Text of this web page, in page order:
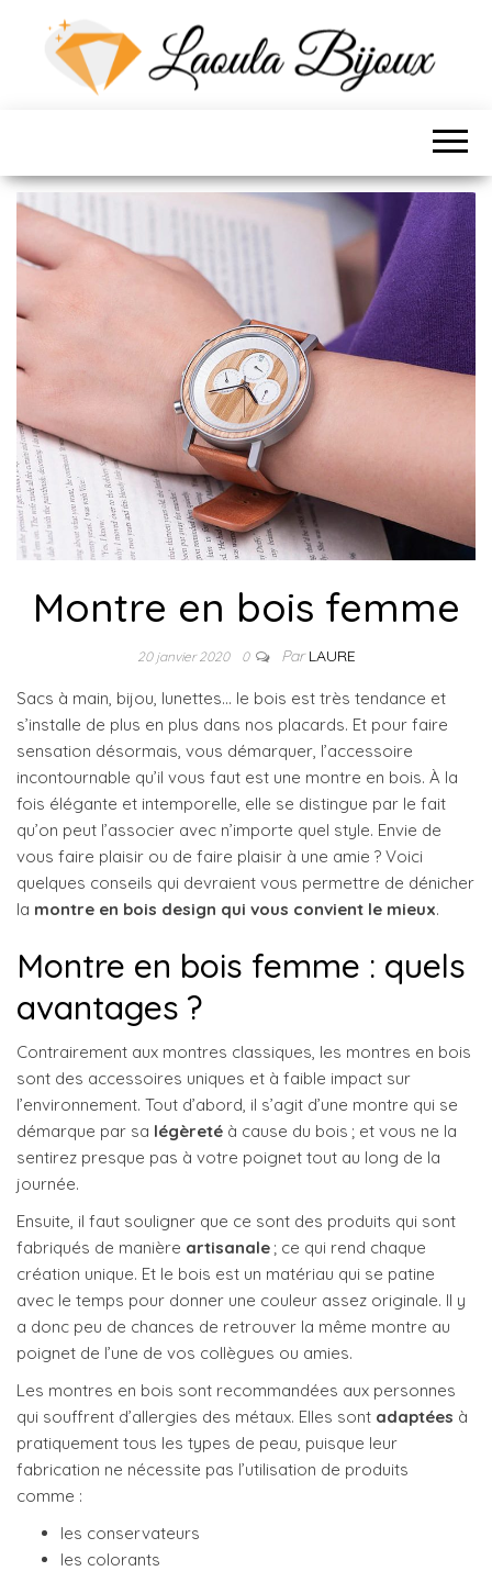
LES BIJOUX DE
LOLA
Montre en bois femme
20 janvier 2020 0 ParLAURE
Sacs à main, bijou, lunettes… le bois est très tendance et
s’installe de plus en plus dans nos placards. Et pour faire
sensation désormais, vous démarquer, l’accessoire
incontournable qu’il vous faut est une montre en bois. À la
fois élégante et intemporelle, elle se distingue par le fait
qu’on peut l’associer avec n’importe quel style. Envie de
vous faire plaisir ou de faire plaisir à une amie ? Voici
quelques conseils qui devraient vous permettre de dénicher
la montre en bois design qui vous convient le mieux.
Montre en bois femme : quels
avantages ?
Contrairement aux montres classiques, les montres en bois
sont des accessoires uniques et à faible impact sur
l’environnement. Tout d’abord, il s’agit d’une montre qui se
démarque par sa légèreté à cause du bois ; et vous ne la
sentirez presque pas à votre poignet tout au long de la
journée.
Ensuite, il faut souligner que ce sont des produits qui sont
fabriqués de manière artisanale; ce qui rend chaque
création unique. Et le bois est un matériau qui se patine
avec le temps pour donner une couleur assez originale. Il y
a donc peu de chances de retrouver la même montre au
poignet de l’une de vos collègues ou amies.
Les montres en bois sont recommandées aux personnes
qui souffrent d’allergies des métaux. Elles sont adaptées à
pratiquement tous les types de peau, puisque leur
fabrication ne nécessite pas l’utilisation de produits
comme :
les conservateurs
les colorants